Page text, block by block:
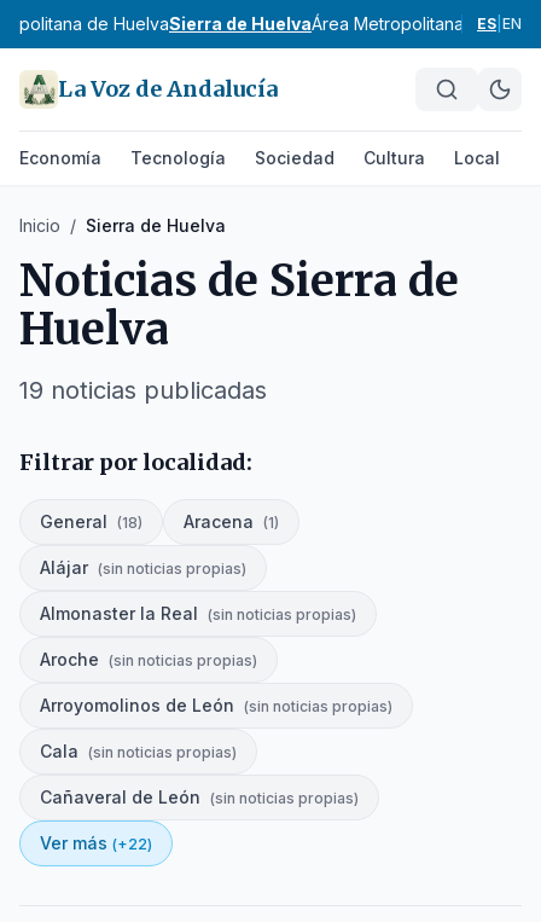
de HuelvaSierra de HuelvaÁrea Metropolitana de Jaén
ES EN
La Voz de Andalucía
Economía Tecnología Sociedad Cultura Local
Inicio / Sierra de Huelva
Noticias de Sierra de
Huelva
19 noticias publicadas
Filtrar por localidad:
General (18) Aracena (1)
Alájar (sin noticias propias)
Almonaster la Real (sin noticias propias)
Aroche (sin noticias propias)
Arroyomolinos de León (sin noticias propias)
Cala (sin noticias propias)
Cañaveral de León (sin noticias propias)
Ver más (+22)